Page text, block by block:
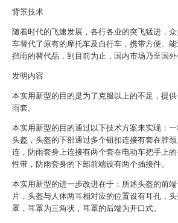
背景技术
随着时代的飞速发展，各行各业的突飞猛进，
车替代了原有的摩托车及自行车，携带方便、
挡雨的替代品，到目前为止，国内市场乃至国外
发明内容
本实用新型的目的是为了克服以上的不足，提
雨套。
本实用新型的目的通过以下技术方案来实现：
头盔，头盔的下部通过多个钮扣连接有套在脖
连，防雨套身上连接有两个套在电动车把手上
性带，防雨套身的下部前端设有两个插接件。
本实用新型的进一步改进在于：所述头盔的前
片，头盔与人体两耳相对应的位置设有耳孔，
罩，耳罩为三角状，耳罩的后端为开口式。